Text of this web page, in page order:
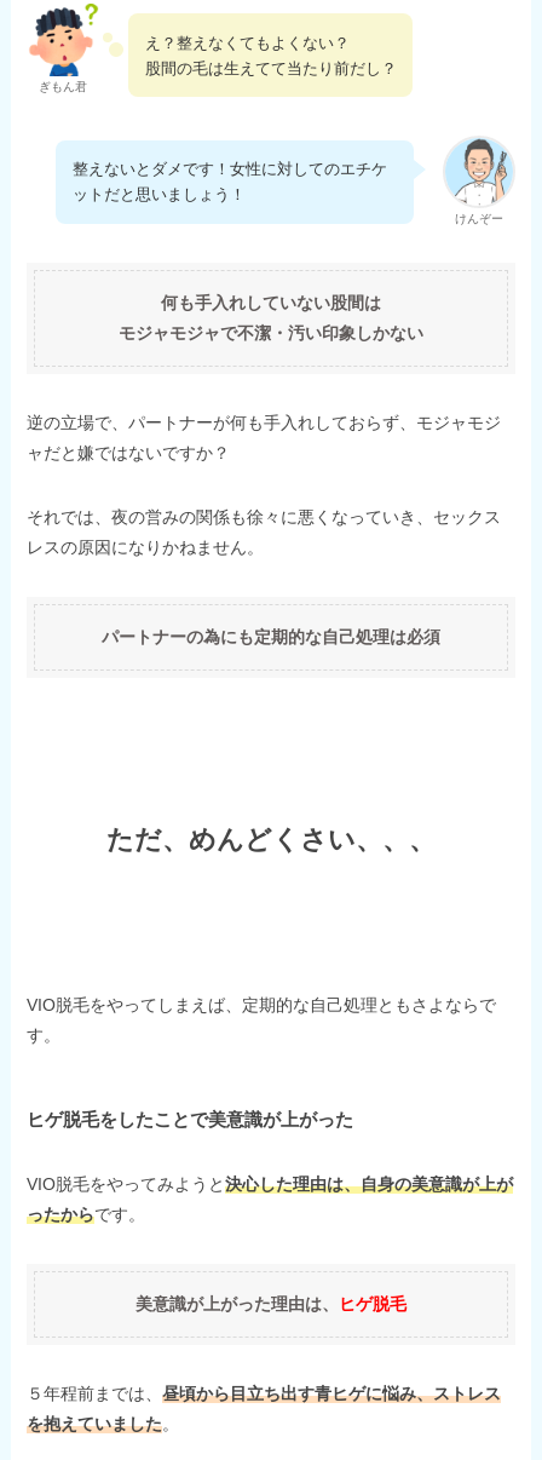
ぎもん君
え？整えなくてもよくない？
股間の毛は生えてて当たり前だし？
けんぞー
整えないとダメです！女性に対してのエチケ
ットだと思いましょう！
何も手入れしていない股間は
モジャモジャで不潔・汚い印象しかない
逆の立場で、パートナーが何も手入れしておらず、モジャモジ
ャだと嫌ではないですか？
それでは、夜の営みの関係も徐々に悪くなっていき、セックス
レスの原因になりかねません。
パートナーの為にも定期的な自己処理は必須
ただ、めんどくさい、、、
VIO脱毛をやってしまえば、定期的な自己処理ともさよならで
す。
ヒゲ脱毛をしたことで美意識が上がった
VIO脱毛をやってみようと決心した理由は、自身の美意識が上が
ったからです。
美意識が上がった理由は、 ヒゲ脱毛
５年程前までは、昼頃から目立ち出す青ヒゲに悩み、ストレス
を抱えていました。